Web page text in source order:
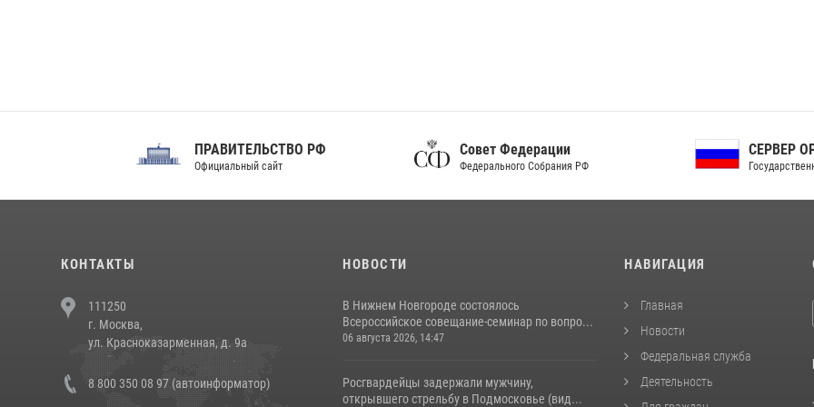
ПРАВИТЕЛЬСТВО РФ
Официальный сайт
Совет Федерации
Федерального Собрания РФ
СЕРВЕР ОРГАНОВ
Государственной власти РФ
КОНТАКТЫ
111250
г. Москва,
ул. Красноказарменная, д. 9а
8 800 350 08 97 (автоинформатор)
НОВОСТИ
В Нижнем Новгороде состоялось
Всероссийское совещание-семинар по вопро...
06 августа 2026, 14:47
Росгвардейцы задержали мужчину,
открывшего стрельбу в Подмосковье (вид...
НАВИГАЦИЯ
Главная
Новости
Федеральная служба
Деятельность